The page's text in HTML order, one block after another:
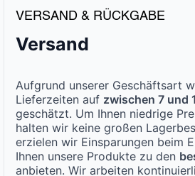
VERSAND & RÜCKGABE
Versand
Aufgrund unserer Geschäftsart
Lieferzeiten auf zwischen 7 und
geschätzt. Um Ihnen niedrige
halten wir keine großen
erzielen wir Einsparungen beim
Ihnen unsere Produkte zu den
anbieten. Wir arbeiten